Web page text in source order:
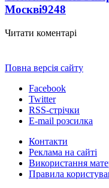
Москві9248
Читати коментарі
Повна версія сайту
Facebook
Twitter
RSS-стрічки
E-mail розсилка
Контакти
Реклама на сайті
Використання
Правила